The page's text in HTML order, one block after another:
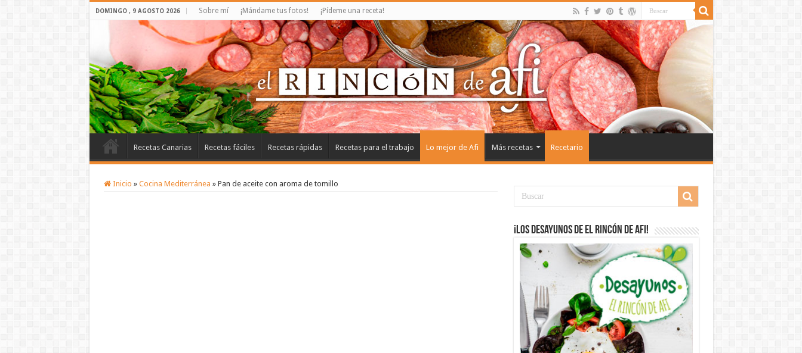
DOMINGO , 9 AGOSTO 2026 Sobre mí ¡Mándame tus fotos! ¡Pídeme una receta!
Recetas Canarias Recetas fáciles Recetas rápidas Recetas para el trabajo Lo mejor de Afi Más recetas Recetario
Inicio » Cocina Mediterránea » Pan de aceite con aroma de tomillo
¡Los desayunos de El Rincón de Afi!